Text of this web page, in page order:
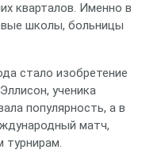
кварталов. Именно в
школы, больницы
стало изобретение
ученика
популярность, а в
матч,